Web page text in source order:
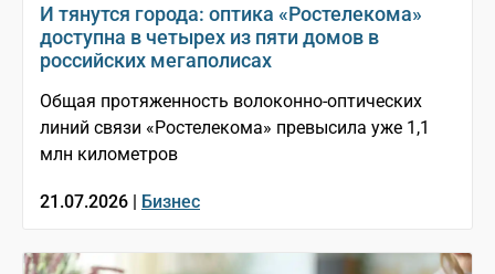
И тянутся города: оптика «Ростелекома»
доступна в четырех из пяти домов в
российских мегаполисах
Общая протяженность волоконно-оптических
линий связи «Ростелекома» превысила уже 1,1
млн километров
21.07.2026 | Бизнес